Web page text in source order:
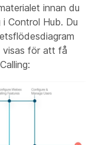
innan du
Control Hub. Du
visas för att få